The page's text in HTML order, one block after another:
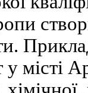
у місті